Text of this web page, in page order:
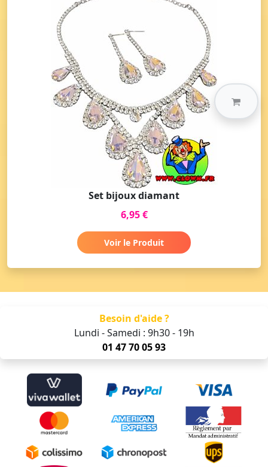
Set bijoux diamant
6,95 €
Voir le Produit
Besoin d'aide ?
Lundi - Samedi : 9h30 - 19h
01 47 70 05 93